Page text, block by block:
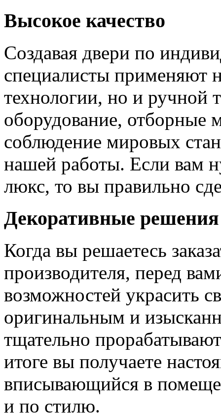
Высокое качество
Создавая двери по
специалисты применяют
технологии, но и ручной
оборудование, отборные
соблюдение мировых
нашей работы. Если вам
люкс, то вы правильно
Декоративные решения
Когда вы решаетесь
производителя, перед
возможностей украсить
оригинальным и
тщательно
итоге вы получаете
вписывающийся в
и по стилю.